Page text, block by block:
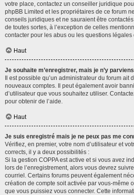
votre place, contactez un conseiller juridique
phpBB Limited et les propriétaires de ce forum
conseils juridiques et ne sauraient être
de toutes sortes, à l’exception de celles
contacter pour les abus ou les questions légales
Haut
Je souhaite m’enregistrer, mais je n’y
Il est possible qu’un administrateur du forum ait
nouveaux comptes. Il peut également avoir
d’utilisateur que vous souhaitez utiliser.
pour obtenir de l’aide.
Haut
Je suis enregistré mais je ne peux pas me
Vérifiez, en premier, votre nom d’utilisateur et
corrects, il y a deux possibilités :
Si la gestion COPPA est active et si vous avez
lors de l’enregistrement, alors vous devrez
courriel. Certains forums peuvent également
création de compte soit activée par vous-même
que vous puissiez vous connecter. Cette